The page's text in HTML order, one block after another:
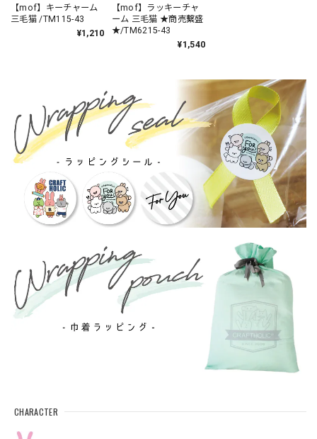
CHARACTER
【mof】キーチャーム
三毛猫 /TM115-43
¥1,210
【mof】ラッキーチャ
ーム 三毛猫 ★商売繫盛
★/TM6215-43
¥1,540